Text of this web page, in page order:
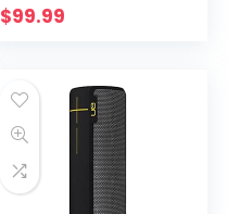
microfoons,
$99.99